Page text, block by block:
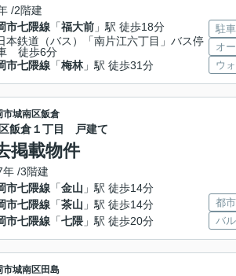
/2階建
市七隈線 「福大前 」駅 徒歩18分
本鉄道（バス）「南片江六丁目」バス停
徒歩6分
市七隈線 「梅林」駅 徒歩31分
駐
オ
ウ
市城南区飯倉
飯倉１丁目 戸建て
掲載物件
年 /3階建
市七隈線 「金山 」駅 徒歩14分
市七隈線 「茶山 」駅 徒歩14分
市七隈線 「七隈 」駅 徒歩20分
都
バ
市城南区田島